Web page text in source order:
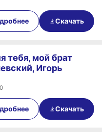
Скачать
тебя, мой брат
Игорь
Скачать